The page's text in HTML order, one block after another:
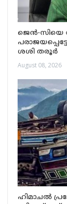
ജെൻ-
ശശി തരൂർ
August 08, 2026
ഹിമാചൽ